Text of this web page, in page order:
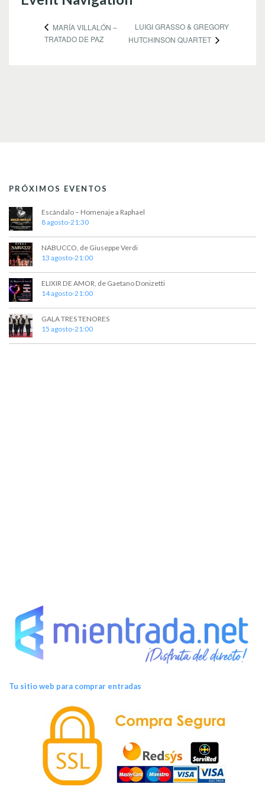
MARÍA VILLALÓN –
TRATADO DE PAZ
LUIGI GRASSO & GREGORY
HUTCHINSON QUARTET
PRÓXIMOS EVENTOS
Escándalo – Homenaje a Raphael
8 agosto-21:30
NABUCCO, de Giuseppe Verdi
13 agosto-21:00
ELIXIR DE AMOR, de Gaetano Donizetti
14 agosto-21:00
GALA TRES TENORES
15 agosto-21:00
Tu sitio web para comprar entradas